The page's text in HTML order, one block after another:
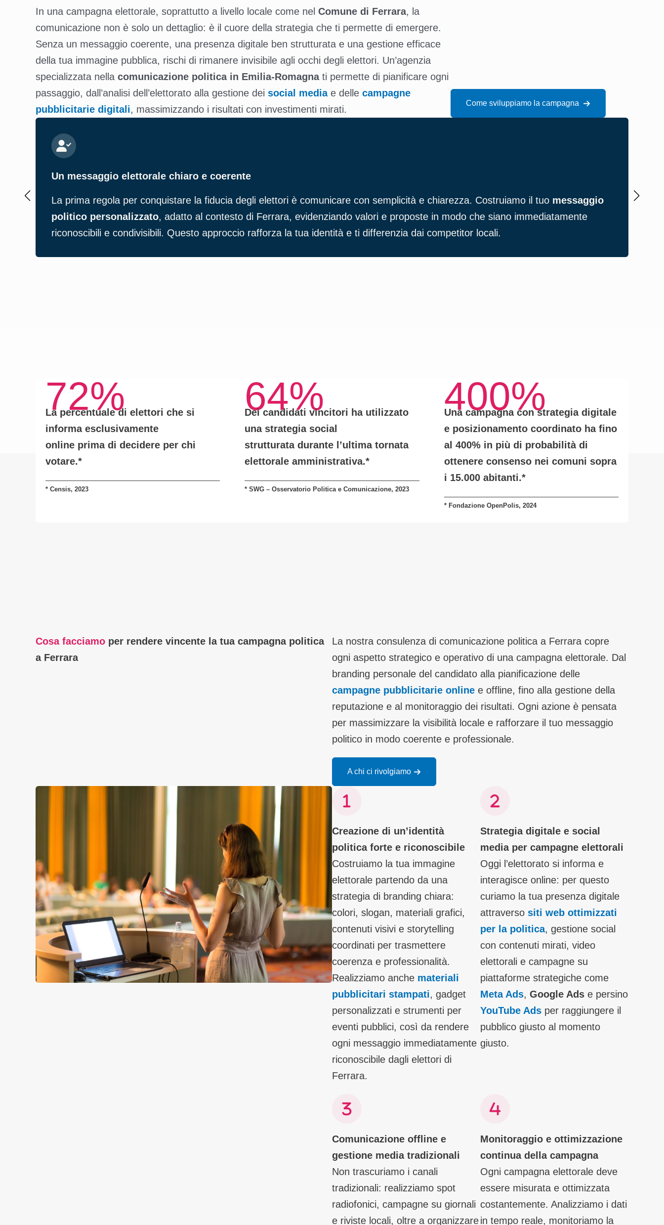
In una campagna elettorale, soprattutto a livello locale come nel Comune di Ferrara, la
comunicazione non è solo un dettaglio: è il cuore della strategia che ti permette di emergere.
Senza un messaggio coerente, una presenza digitale ben strutturata e una gestione efficace
della tua immagine pubblica, rischi di rimanere invisibile agli occhi degli elettori. Un’agenzia
specializzata nella comunicazione politica in Emilia-Romagnati permette di pianificare ogni
passaggio, dall’analisi dell’elettorato alla gestione dei social mediae delle campagne
pubblicitarie digitali, massimizzando i risultati con investimenti mirati.
Come sviluppiamo la campagna
Un messaggio elettorale chiaro e coerente
La prima regola per conquistare la fiducia degli elettori è comunicare con semplicità e chiarezza. Costruiamo il tuo messaggio
politico personalizzato, adatto al contesto di Ferrara, evidenziando valori e proposte in modo che siano immediatamente
riconoscibili e condivisibili. Questo approccio rafforza la tua identità e ti differenzia dai competitor locali.
72%
La percentuale di elettori che si
informa esclusivamente
online prima di decidere per chi
votare.*
* Censis, 2023
64%
Dei candidati vincitori ha utilizzato
una strategia social
strutturatadurante l’ultima tornata
elettorale amministrativa.*
* SWG – Osservatorio Politica e Comunicazione, 2023
400%
Una campagna constrategia digitale
e posizionamento coordinatoha fino
al 400% in più di probabilitàdi
ottenere consenso nei comuni sopra
i 15.000 abitanti.*
* Fondazione OpenPolis, 2024
Cosa facciamo per rendere vincente la tua campagna politica
a Ferrara
La nostra consulenza di comunicazione politica a Ferrara copre
ogni aspetto strategico e operativo di una campagna elettorale. Dal
branding personale del candidato alla pianificazione delle
campagne pubblicitarie online e offline, fino alla gestione della
reputazione e al monitoraggio dei risultati. Ogni azione è pensata
per massimizzare la visibilità locale e rafforzare il tuo messaggio
politico in modo coerente e professionale.
A chi ci rivolgiamo
Creazione di un’identità
politica forte e riconoscibile
Costruiamo la tua immagine
elettorale partendo da una
strategia di branding chiara:
colori, slogan, materiali grafici,
contenuti visivi e storytelling
coordinati per trasmettere
coerenza e professionalità.
Realizziamo anche materiali
pubblicitari stampati, gadget
personalizzati e strumenti per
eventi pubblici, così da rendere
ogni messaggio immediatamente
riconoscibile dagli elettori di
Ferrara.
Strategia digitale e social
media per campagne elettorali
Oggi l’elettorato si informa e
interagisce online: per questo
curiamo la tua presenza digitale
attraverso siti web ottimizzati
per la politica, gestione social
con contenuti mirati, video
elettorali e campagne su
piattaforme strategiche come
Meta Ads, Google Ads e persino
YouTube Ads per raggiungere il
pubblico giusto al momento
giusto.
Comunicazione offline e
gestione media tradizionali
Non trascuriamo i canali
tradizionali: realizziamo spot
radiofonici, campagne su giornali
e riviste locali, oltre a organizzare
Monitoraggio e ottimizzazione
continua della campagna
Ogni campagna elettorale deve
essere misurata e ottimizzata
costantemente. Analizziamo i dati
in tempo reale, monitoriamo la